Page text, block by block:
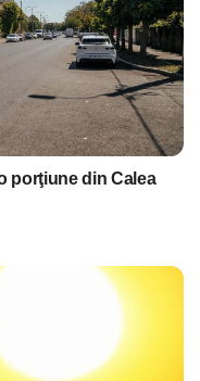
porţiune din Calea